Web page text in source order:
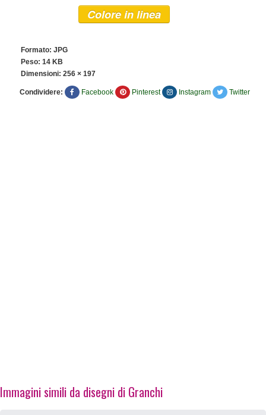
Colore in linea
Formato: JPG
Peso: 14 KB
Dimensioni: 256 × 197
Condividere: Facebook Pinterest Instagram Twitter
Immagini simili da disegni di Granchi